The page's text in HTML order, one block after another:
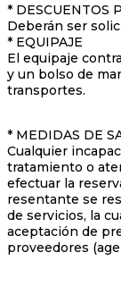
* DESCUENTOS
Deberán ser
* EQUIPAJE
El equipaje
y un bolso de
transportes.
* MEDIDAS DE
Cualquier
tratamiento o
efectuar la
resentante se
de servicios, la
aceptación de
proveedores